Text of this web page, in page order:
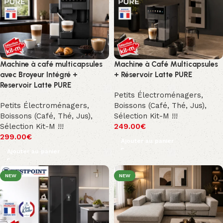
Machine à café multicapsules
avec Broyeur Intégré +
Reservoir Latte PURE
Petits Électroménagers,
Boissons (Café, Thé, Jus),
Sélection Kit-M !!!
299.00€
Ajouter au panier
Machine à Café Multicapsules
+ Réservoir Latte PURE
Petits Électroménagers,
Boissons (Café, Thé, Jus),
Sélection Kit-M !!!
249.00€
Ajouter au panier
NEW NEW